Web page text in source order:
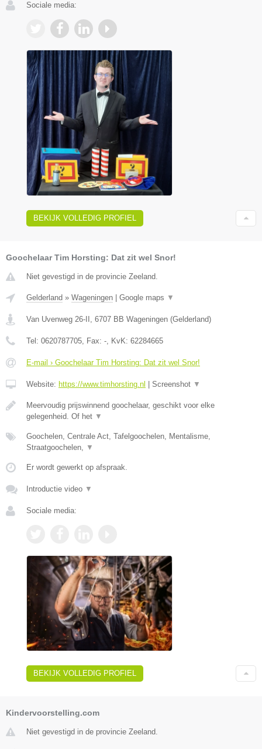
Sociale media:
BEKIJK VOLLEDIG PROFIEL
Goochelaar Tim Horsting: Dat zit wel Snor!
Niet gevestigd in de provincie Zeeland.
Gelderland » Wageningen Google maps ▼
Van Uvenweg 26-II , 6707 BB Wageningen (Gelderland)
Tel: 0620787705, Fax: -, KvK: 62284665
E-mail › Goochelaar Tim Horsting: Dat zit wel Snor!
Website: https://www.timhorsting.nl Screenshot ▼
Meervoudig prijswinnend goochelaar, geschikt voor elke
gelegenheid. Of het ▼
Goochelen, Centrale Act, Tafelgoochelen, Mentalisme,
Straatgoochelen, ▼
Er wordt gewerkt op afspraak.
Introductie video ▼
Sociale media:
BEKIJK VOLLEDIG PROFIEL
Kindervoorstelling.com
Niet gevestigd in de provincie Zeeland.